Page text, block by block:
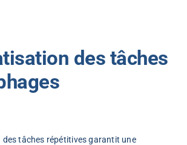
des tâches
des tâches répétitives garantit une